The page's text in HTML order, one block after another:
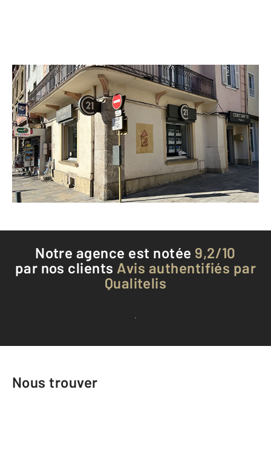
CENTURY 21 L'Agence
11 cours Gabriel Fauré
FOIX - 09000
Envoyer un message
Téléphoner à l'agence
Notre agence est notée 9,2/10
par nos clients Avis authentifiés par
Qualitelis
Voir tous les avis clients
Nous trouver